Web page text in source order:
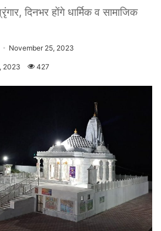
दिनभर होंगे धार्मिक व सामाजिक
November 25, 2023
2023 427